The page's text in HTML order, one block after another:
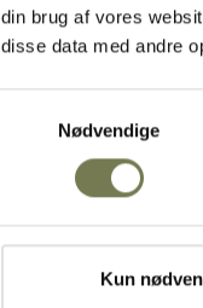
din brug af vores
disse data med andre
Nødvendige
Kun